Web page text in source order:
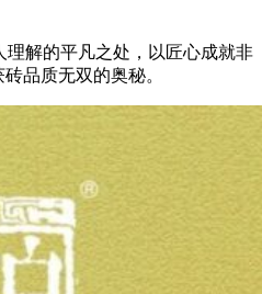
理解的平凡之处，以匠心成就非
品质无双的奥秘。